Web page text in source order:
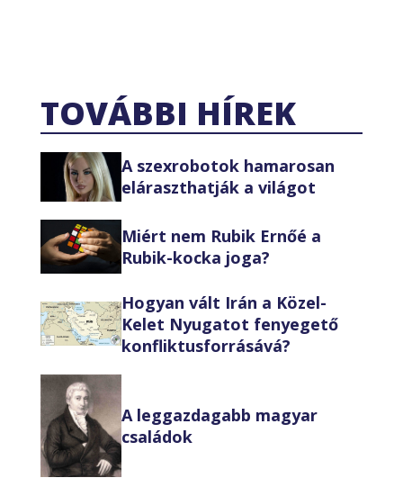
TOVÁBBI HÍREK
A szexrobotok hamarosan
eláraszthatják a világot
Miért nem Rubik Ernőé a
Rubik-kocka joga?
Hogyan vált Irán a Közel-
Kelet Nyugatot fenyegető
konfliktusforrásává?
A leggazdagabb magyar
családok